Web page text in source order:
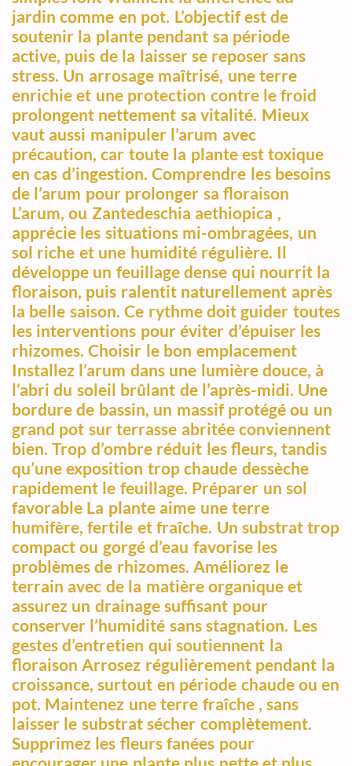
jardin comme en pot. L’objectif est de
soutenir la plante pendant sa période
active, puis de la laisser se reposer sans
stress. Un arrosage maîtrisé, une terre
enrichie et une protection contre le froid
prolongent nettement sa vitalité. Mieux
vaut aussi manipuler l’arum avec
précaution, car toute la plante est toxique
en cas d’ingestion. Comprendre les besoins
de l’arum pour prolonger sa floraison
L’arum, ou Zantedeschia aethiopica ,
apprécie les situations mi-ombragées, un
sol riche et une humidité régulière. Il
développe un feuillage dense qui nourrit la
floraison, puis ralentit naturellement après
la belle saison. Ce rythme doit guider toutes
les interventions pour éviter d’épuiser les
rhizomes. Choisir le bon emplacement
Installez l’arum dans une lumière douce, à
l’abri du soleil brûlant de l’après-midi. Une
bordure de bassin, un massif protégé ou un
grand pot sur terrasse abritée conviennent
bien. Trop d’ombre réduit les fleurs, tandis
qu’une exposition trop chaude dessèche
rapidement le feuillage. Préparer un sol
favorable La plante aime une terre
humifère, fertile et fraîche. Un substrat trop
compact ou gorgé d’eau favorise les
problèmes de rhizomes. Améliorez le
terrain avec de la matière organique et
assurez un drainage suffisant pour
conserver l’humidité sans stagnation. Les
gestes d’entretien qui soutiennent la
floraison Arrosez régulièrement pendant la
croissance, surtout en période chaude ou en
pot. Maintenez une terre fraîche , sans
laisser le substrat sécher complètement.
Supprimez les fleurs fanées pour